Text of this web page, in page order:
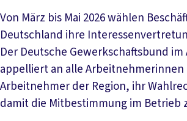
Von März bis Mai 2026 wählen
Deutschland ihre
Der Deutsche Gewerkschaftsbund
appelliert an alle Arbeitnehmerinnen
Arbeitnehmer der Region, ihr
damit die Mitbestimmung im Betrieb